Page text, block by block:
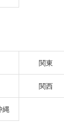
関東
関西
縄